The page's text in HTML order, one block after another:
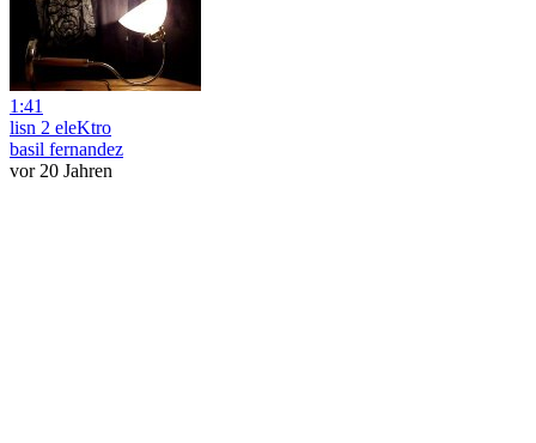
1:41
lisn 2 eleKtro
basil fernandez
vor 20 Jahren